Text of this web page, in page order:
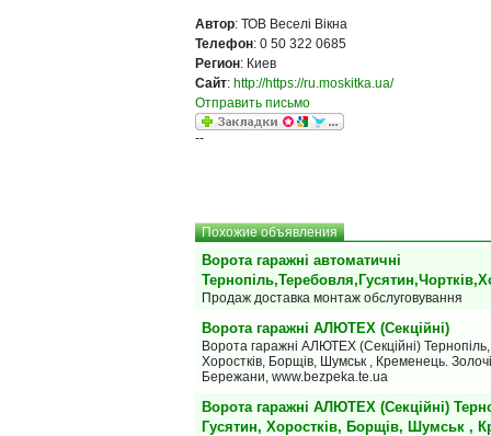
Автор: ТОВ Веселі Вікна
Телефон: 0 50 322 0685
Регион: Киев
Сайт: http://https://ru.moskitka.ua/
Отправить письмо
--
Похожие объявления
Ворота гаражні автоматичні
Продаж доставка монтаж обслуговування
Ворота гаражні АЛЮТЕХ (Секційні)
Ворота гаражні АЛЮТЕХ (Секційні) Тернопіль,
Хоростків, Борщів, Шумськ , Кременець.
Бережани, www.bezpeka.te.ua
Ворота гаражні АЛЮТЕХ (Секційні)
Гусятин, Хоростків, Борщів, Шумськ ,